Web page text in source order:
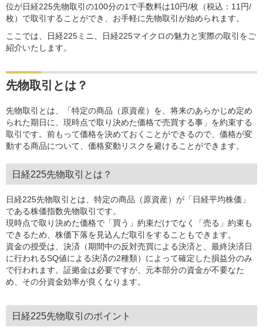
位が日経225先物取引の100分の1で手数料は10円/枚（税込：11円/
枚）で取引することができ、お手軽に先物取引が始められます。
ここでは、日経225ミニ、日経225マイクロの魅力と実際の取引をご
紹介いたします。
先物取引とは？
先物取引とは、「特定の商品（原資産）を、将来のあらかじめ定め
られた期日に、現時点で取り決めた価格で売買する事」を約束する
取引です。前もって価格を決めておくことができるので、価格が変
動する商品について、価格変動リスクを避けることができます。
日経225先物取引とは？
日経225先物取引とは、特定の商品（原資産）が「日経平均株価」
である株価指数先物取引です。
現時点で取り決めた価格で「買う」約束だけでなく「売る」約束も
できるため、株価下落を見込んだ取引をすることもできます。
資金の授受は、決済（期間中の反対売買による決済と、最終決済日
に行われるSQ値による決済の2種類）によって確定した損益分のみ
で行われます。証拠金は必要ですが、元本部分の資金が不要なた
め、その分資金効率が良くなります。
日経225先物取引のポイント